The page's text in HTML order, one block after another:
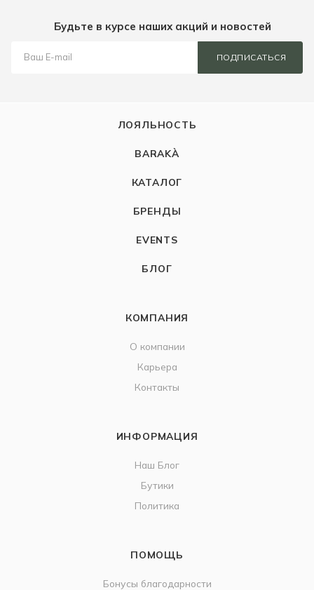
Будьте в курсе наших акций и новостей
ПОДПИСАТЬСЯ
ЛОЯЛЬНОСТЬ
BARAKÀ
КАТАЛОГ
БРЕНДЫ
EVENTS
БЛОГ
КОМПАНИЯ
О компании
Карьера
Контакты
ИНФОРМАЦИЯ
Наш Блог
Бутики
Политика
ПОМОЩЬ
Бонусы благодарности